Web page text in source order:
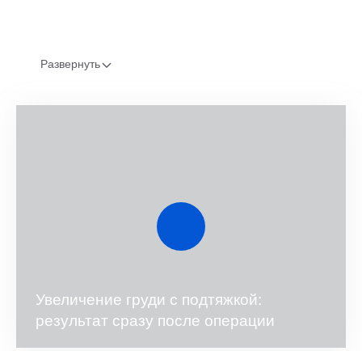
Развернуть
Увеличение груди с подтяжкой:
результат сразу после операции